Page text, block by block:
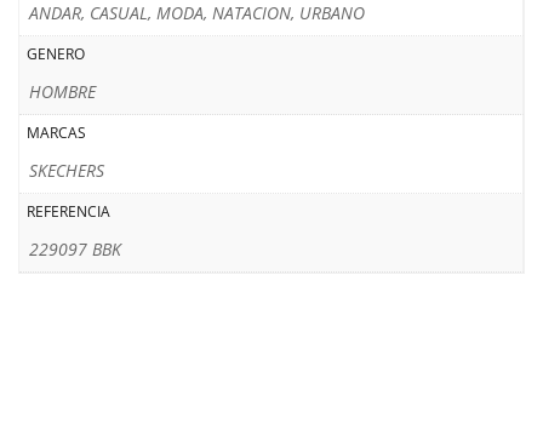
ANDAR, CASUAL, MODA, NATACION, URBANO
GENERO
HOMBRE
MARCAS
SKECHERS
REFERENCIA
229097 BBK